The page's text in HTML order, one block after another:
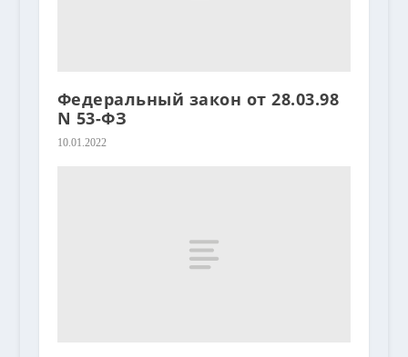
Федеральный закон от 28.03.98
N 53-ФЗ
10.01.2022